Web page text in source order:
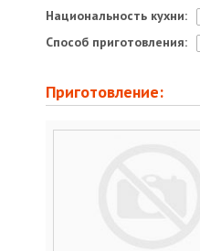
Национальность кухни:
Способ приготовления:
Приготовление: